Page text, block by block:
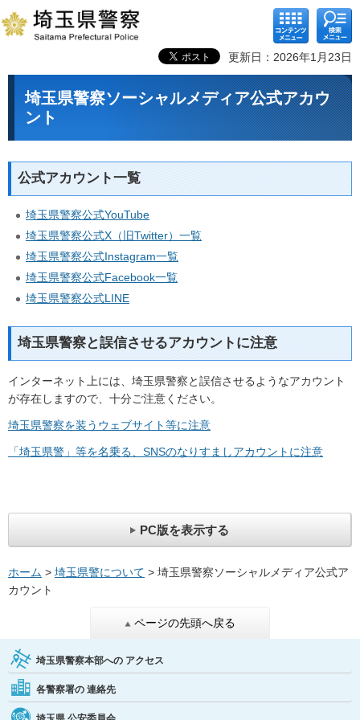
コンテ
ンツメ
ニュー
検索メ
ニュー
更新日：2026年1月23日
埼玉県警察ソーシャルメディア公式アカウ
ント
公式アカウント一覧
埼玉県警察公式YouTube
埼玉県警察公式X（旧Twitter）一覧
埼玉県警察公式Instagram一覧
埼玉県警察公式Facebook一覧
埼玉県警察公式LINE
埼玉県警察と誤信させるアカウントに注意
インターネット上には、埼玉県警察と誤信させるようなアカウント
が存在しますので、十分ご注意ください。
埼玉県警察を装うウェブサイト等に注意
「埼玉県警」等を名乗る、SNSのなりすましアカウントに注意
PC版を表示する
ホーム > 埼玉県警について > 埼玉県警察ソーシャルメディア公式ア
カウント
ページの先頭へ戻る
埼玉県警察本部への アクセス
各警察署の 連絡先